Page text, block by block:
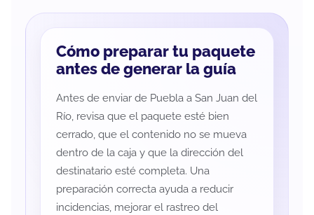
Cómo preparar tu paquete
antes de generar la guía
Antes de enviar de Puebla a San Juan del
Río, revisa que el paquete esté bien
cerrado, que el contenido no se mueva
dentro de la caja y que la dirección del
destinatario esté completa. Una
preparación correcta ayuda a reducir
incidencias, mejorar el rastreo del